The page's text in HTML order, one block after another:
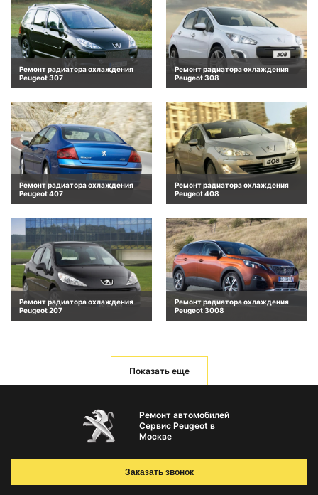
Ремонт радиатора охлаждения
Peugeot 307
Ремонт радиатора охлаждения
Peugeot 308
Ремонт радиатора охлаждения
Peugeot 407
Ремонт радиатора охлаждения
Peugeot 408
Ремонт радиатора охлаждения
Peugeot 207
Ремонт радиатора охлаждения
Peugeot 3008
Показать еще
Ремонт автомобилей
Сервис Peugeot в
Москве
Заказать звонок